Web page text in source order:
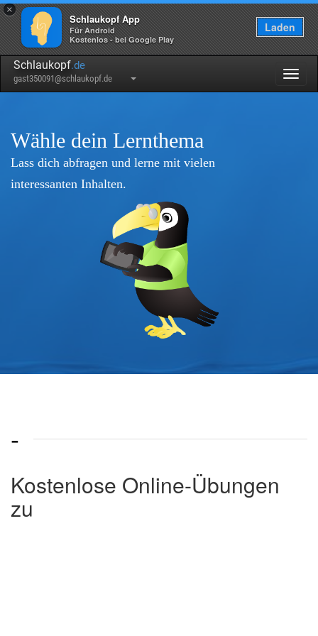
×
Schlaukopf App
Für Android
Kostenlos - bei Google Play
Laden
Schlaukopf.de
gast350091@schlaukopf.de
Wähle dein Lernthema
Lass dich abfragen und lerne mit vielen
interessanten Inhalten.
-
Kostenlose Online-Übungen
zu